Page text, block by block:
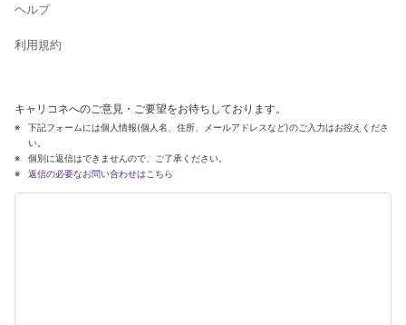
ヘルプ
利用規約
キャリコネへのご意見・ご要望をお待ちしております。
下記フォームには個人情報(個人名、住所、メールアドレスなど)のご入力はお控えくださ
い。
個別に返信はできませんので、ご了承ください。
返信の必要なお問い合わせはこちら